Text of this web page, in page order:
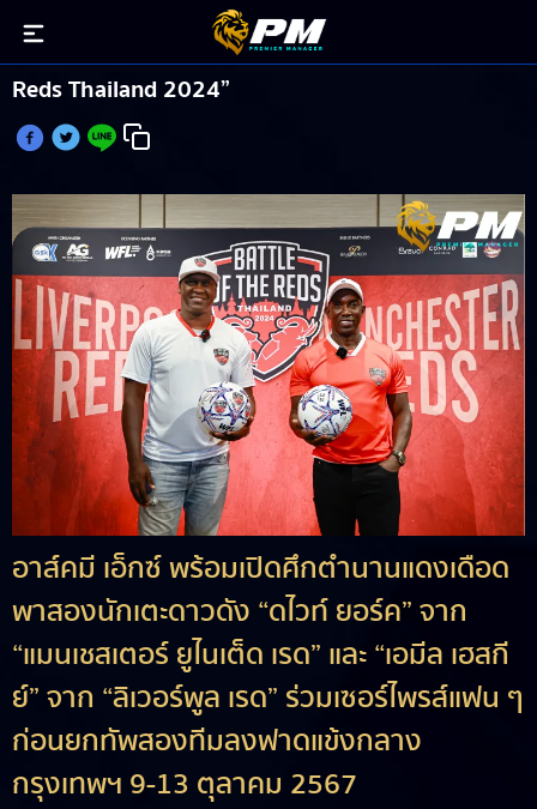
สองตำนานร่วมระเบิดศึกแดงเดือด “Battle of the
Reds Thailand 2024”
อาส์คมี เอ็กซ์ พร้อมเปิดศึกตำนานแดงเดือด
พาสองนักเตะดาวดัง “ดไวท์ ยอร์ค” จาก
“แมนเชสเตอร์ ยูไนเต็ด เรด” และ “เอมีล เฮสกี
ย์” จาก “ลิเวอร์พูล เรด” ร่วมเซอร์ไพรส์แฟน ๆ
ก่อนยกทัพสองทีมลงฟาดแข้งกลาง
กรุงเทพฯ 9-13 ตุลาคม 2567